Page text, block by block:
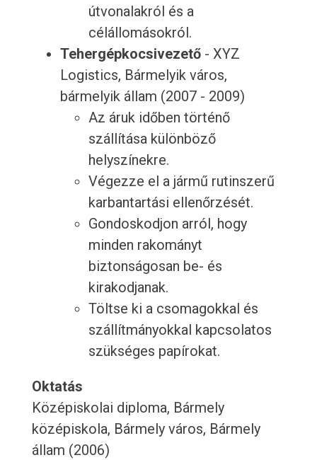
útvonalakról és a
célállomásokról.
Tehergépkocsivezető- XYZ
Logistics, Bármelyik város,
bármelyik állam (2007 - 2009)
Az áruk időben történő
szállítása különböző
helyszínekre.
Végezze el a jármű rutinszerű
karbantartási ellenőrzését.
Gondoskodjon arról, hogy
minden rakományt
biztonságosan be- és
kirakodjanak.
Töltse ki a csomagokkal és
szállítmányokkal kapcsolatos
szükséges papírokat.
Oktatás
Középiskolai diploma, Bármely
középiskola, Bármely város, Bármely
állam (2006)